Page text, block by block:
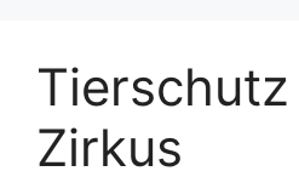
Tierschutz
Zirkus